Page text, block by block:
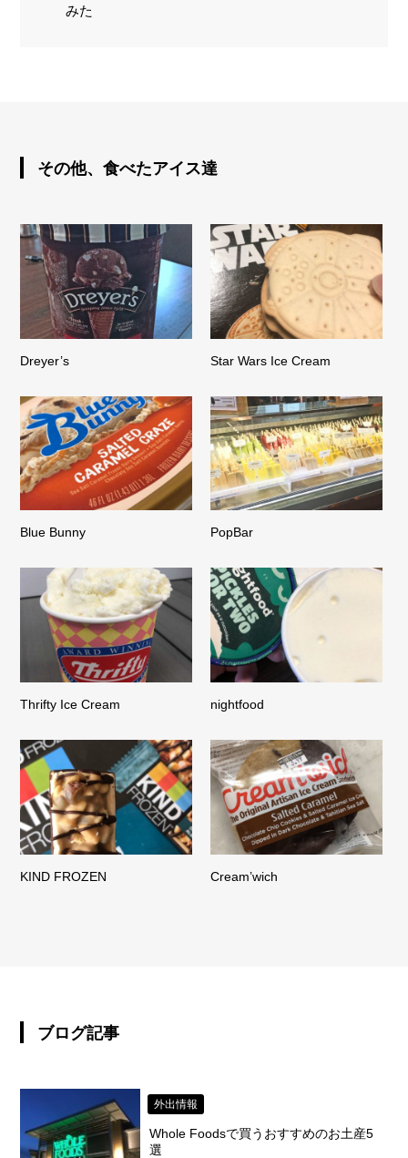
みた
その他、食べたアイス達
Dreyer’s Star Wars Ice Cream
Blue Bunny PopBar
Thrifty Ice Cream nightfood
KIND FROZEN Cream’wich
ブログ記事
外出情報
Whole Foodsで買うおすすめのお土産5
選